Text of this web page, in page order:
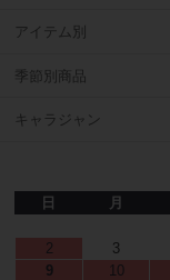
アイテム別
季節別商品
キャラジャン
日
月
2
3
9
10